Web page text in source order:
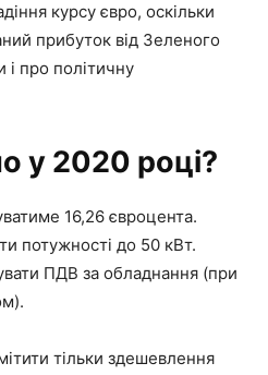
курсу євро, оскільки
прибуток від Зеленого
і про політичну
у 2020 році?
16,26 євроцента.
потужності до 50 кВт.
ПДВ за обладнання (при
тільки здешевлення